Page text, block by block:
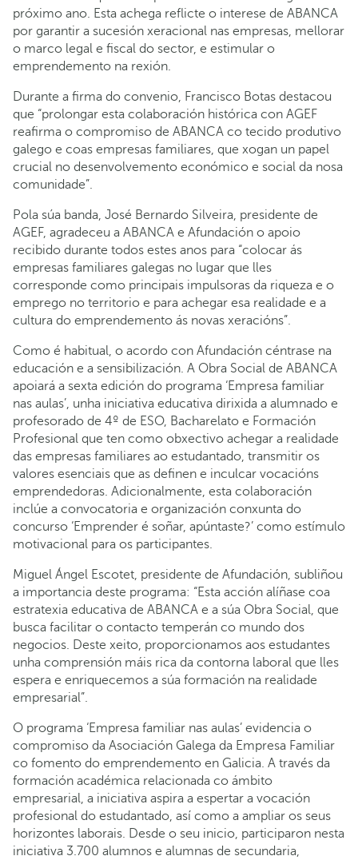
próximo ano. Esta achega reflicte o interese de ABANCA
por garantir a sucesión xeracional nas empresas, mellorar
o marco legal e fiscal do sector, e estimular o
emprendemento na rexión.
Durante a firma do convenio, Francisco Botas destacou
que “prolongar esta colaboración histórica con AGEF
reafirma o compromiso de ABANCA co tecido produtivo
galego e coas empresas familiares, que xogan un papel
crucial no desenvolvemento económico e social da nosa
comunidade”.
Pola súa banda, José Bernardo Silveira, presidente de
AGEF, agradeceu a ABANCA e Afundación o apoio
recibido durante todos estes anos para “colocar ás
empresas familiares galegas no lugar que lles
corresponde como principais impulsoras da riqueza e o
emprego no territorio e para achegar esa realidade e a
cultura do emprendemento ás novas xeracións”.
Como é habitual, o acordo con Afundación céntrase na
educación e a sensibilización. A Obra Social de ABANCA
apoiará a sexta edición do programa ‘Empresa familiar
nas aulas’, unha iniciativa educativa dirixida a alumnado e
profesorado de 4º de ESO, Bacharelato e Formación
Profesional que ten como obxectivo achegar a realidade
das empresas familiares ao estudantado, transmitir os
valores esenciais que as definen e inculcar vocacións
emprendedoras. Adicionalmente, esta colaboración
inclúe a convocatoria e organización conxunta do
concurso ‘Emprender é soñar, apúntaste?’ como estímulo
motivacional para os participantes.
Miguel Ángel Escotet, presidente de Afundación, subliñou
a importancia deste programa: “Esta acción alíñase coa
estratexia educativa de ABANCA e a súa Obra Social, que
busca facilitar o contacto temperán co mundo dos
negocios. Deste xeito, proporcionamos aos estudantes
unha comprensión máis rica da contorna laboral que lles
espera e enriquecemos a súa formación na realidade
empresarial”.
O programa ‘Empresa familiar nas aulas’ evidencia o
compromiso da Asociación Galega da Empresa Familiar
co fomento do emprendemento en Galicia. A través da
formación académica relacionada co ámbito
empresarial, a iniciativa aspira a espertar a vocación
profesional do estudantado, así como a ampliar os seus
horizontes laborais. Desde o seu inicio, participaron nesta
iniciativa 3.700 alumnos e alumnas de secundaria,